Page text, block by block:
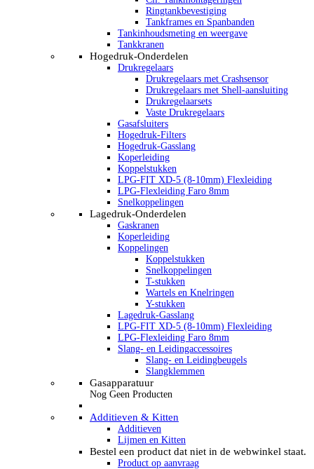
Ringtankbevestiging
Tankframes en Spanbanden
Tankinhoudsmeting en weergave
Tankkranen
Hogedruk-Onderdelen
Drukregelaars
Drukregelaars met Crashsensor
Drukregelaars met Shell-aansluiting
Drukregelaarsets
Vaste Drukregelaars
Gasafsluiters
Hogedruk-Filters
Hogedruk-Gasslang
Koperleiding
Koppelstukken
LPG-FIT XD-5 (8-10mm) Flexleiding
LPG-Flexleiding Faro 8mm
Snelkoppelingen
Lagedruk-Onderdelen
Gaskranen
Koperleiding
Koppelingen
Koppelstukken
Snelkoppelingen
T-stukken
Wartels en Knelringen
Y-stukken
Lagedruk-Gasslang
LPG-FIT XD-5 (8-10mm) Flexleiding
LPG-Flexleiding Faro 8mm
Slang- en Leidingaccessoires
Slang- en Leidingbeugels
Slangklemmen
Gasapparatuur
Nog Geen Producten
Additieven & Kitten
Additieven
Lijmen en Kitten
Bestel een product dat niet in de webwinkel staat.
Product op aanvraag